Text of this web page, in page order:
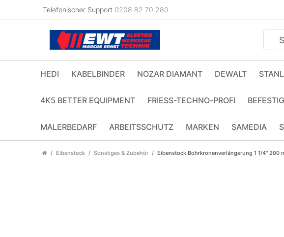
Telefonischer Support 0208 82 70 280
HEDI KABELBINDER NOZAR DIAMANT DEWALT
4K5 BETTER EQUIPMENT FRIESS-TECHNO-PROFI
MALERBEDARF ARBEITSSCHUTZ MARKEN SAMEDIA
Eibenstock Sonstiges & Zubehör Eibenstock Bohrkronenverlängerung 1 1/4" 200